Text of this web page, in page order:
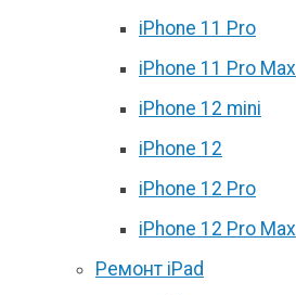
iPhone 11 Pro
iPhone 11 Pro Max
iPhone 12 mini
iPhone 12
iPhone 12 Pro
iPhone 12 Pro Max
Ремонт iPad